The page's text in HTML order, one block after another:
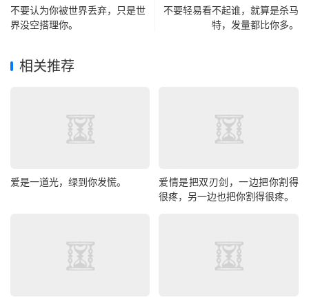
不要认为你被世界丢弃，只是世
界没空搭理你。
不要轻易看不起谁，就算是杀马
特，发量都比你多。
相关推荐
爱是一道光，绿到你发慌。
爱情是把双刃剑，一边把你割得
很疼，另一边也把你割得很疼。